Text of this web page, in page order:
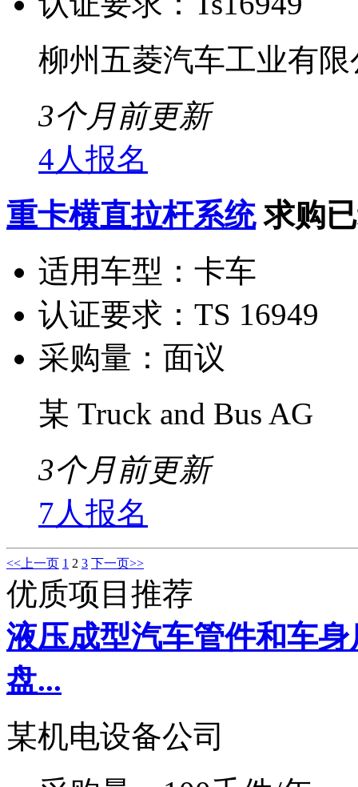
柳州五菱汽车工业有限
3个月前更新
4人报名
重卡横直拉杆系统 求购
适用车型： 卡车
认证要求： TS 16949
采购量： 面议
某 Truck and Bus AG
3个月前更新
7人报名
<<上一页 1 2 3 下一页>>
优质项目推荐
液压成型汽车管件和车
盘...
某机电设备公司